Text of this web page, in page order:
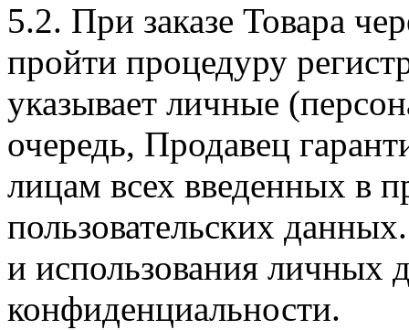
5.2. При заказе Товара
пройти процедуру
указывает личные
очередь, Продавец
лицам всех введенных в
пользовательских
и использования личных
конфиденциальности.